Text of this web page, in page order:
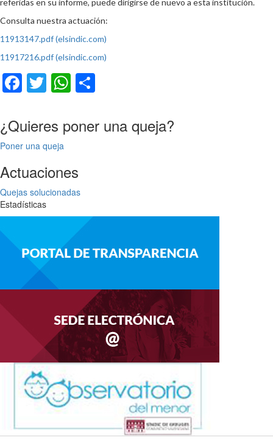
referidas en su informe, puede dirigirse de nuevo a esta institución.
Consulta nuestra actuación:
11913147.pdf (elsindic.com)
11917216.pdf (elsindic.com)
Facebook
TwitterWhatsApp
¿Quieres poner una queja?
Poner una queja
Actuaciones
Quejas solucionadas
Estadísticas